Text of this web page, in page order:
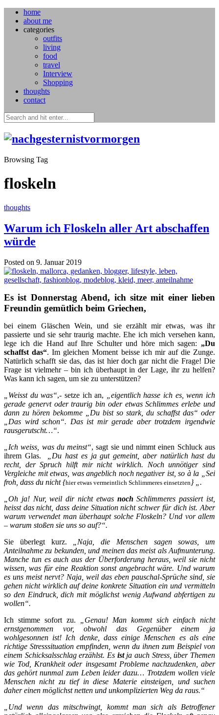
home
about me
categories
outfits
living
food
travel
Interview
Shopping
thoughts
contact
Browsing Tag
floskeln
thoughts
Warum ich Floskeln aller Art abschaffen
würde
Posted on 9. Januar 2019
Es ist Donnerstag Abend, ich sitze mit einer lieben
Freundin gemütlich beim Griechen,
bei einem Gläschen Wein, und sie erzählt mir etwas, was ihr
passierte und sie sehr traurig machte. Ehe ich mich versehen kann,
lege ich die Hand auf Ihre Schulter und höre mich sagen: „Du
schaffst das“. Im gleichen Moment beisse ich mir auf die Zunge.
Natürlich schafft sie das, das ist hier doch gar nicht die Frage! Die
Frage ist vielmehr – bin ich überhaupt in der Lage, ihr zu helfen?
Was kann ich sagen, um sie zu unterstützen?
„Weisst du was“,- setze ich an,
„eigentlich hasse ich es, wenn ich
gerade genervt oder traurig bin oder etwas Schlimmes erlebe und
dann zu hören bekomme „Du bist so stark, du schaffst das“ oder
„Das wird schon“. Das ist mir gerade aber trotzdem irgendwie
rausgerutscht…“.
„Ich weiss, was du meinst“, sagt sie und nimmt einen Schluck aus
ihrem Glas.
„Du hast es ja gut gemeint, aber natürlich hast du
recht, der Spruch hilft mir nicht wirklich. Noch unnötiger sind
Vergleiche mit etwas, was angeblich noch negativer ist, so à la „Sei
froh, dass du nicht {hier etwas vermeintlich Schlimmeres einsetzten } „.
„Oh ja! Nur, weil dir nicht etwas noch Schlimmeres passiert ist,
heisst das nicht, dass deine Situation nicht schwer für dich ist. Aber
warum verwendet man überhaupt solche Floskeln? Und vor allem
– warum stoßen sie uns so auf?“.
Sie überlegt kurz.
„Naja, die Menschen sagen sowas, um
Anteilnahme zu bekunden, und meinen das meist als Aufmunterung.
Manche tun es auch aus der Überforderung heraus, weil sie nicht
wissen, was für eine Reaktion sonst angebracht wäre. Und warum
es uns meist nervt? Naja, weil das eben pauschal-Sprüche sind, sie
gehen nicht wirklich auf deine konkrete Situation ein und vermitteln
so den Eindruck, dich mit möglichst wenig Aufwand abfertigen zu
wollen“.
Ich stimme sofort zu.
„Genau! Man kommt sich einfach nicht
ernstgenommen vor, obwohl das Gegenüber einem ja
wohlgesonnen ist! Ich denke, dass einige Menschen es als eine
richtige Stresssituation empfinden, wenn du ihnen zum Beispiel von
einem Schicksalsschlag erzählst. Es istja auch Stress, über Themen
wie Tod, Krankheit oder insgesamt Probleme nachzudenken, aber
das gehört nunmal zum Leben leider dazu… Trotzdem wollen viele
Menschen nicht zu tief in diese Materie einsteigen, und suchen
daher einen möglichst netten und unkomplizierten Weg da raus.“
„Und wenn das mitschwingt, kommt man sich als Betroffener